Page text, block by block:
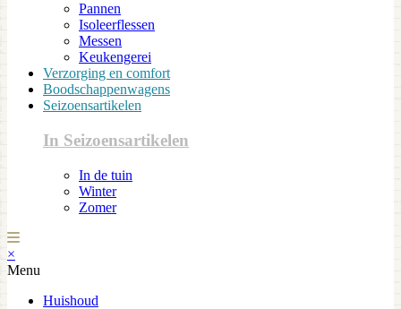
Pannen
Isoleerflessen
Messen
Keukengerei
Verzorging en comfort
Boodschappenwagens
Seizoensartikelen
In Seizoensartikelen
In de tuin
Winter
Zomer
×
Menu
Huishoud